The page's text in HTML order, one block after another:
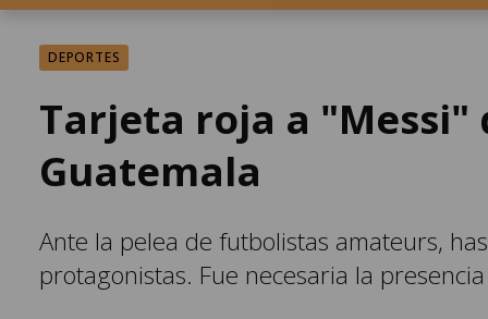
DEPORTES
Tarjeta roja a
Guatemala
Ante la pelea de futbolistas amateurs,
protagonistas. Fue necesaria la